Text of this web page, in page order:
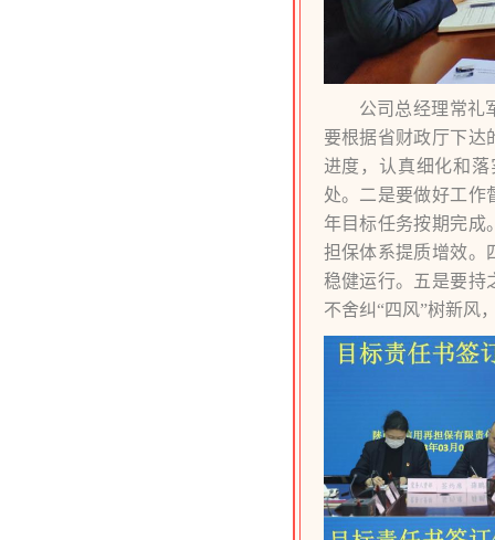
公司总经理常礼
要根据省财政厅下达
进度，认真细化和
处。二是要做好工作
年目标任务按期完成
担保体系提质增效。
稳健运行。五是要持
不舍纠“四风”树新风